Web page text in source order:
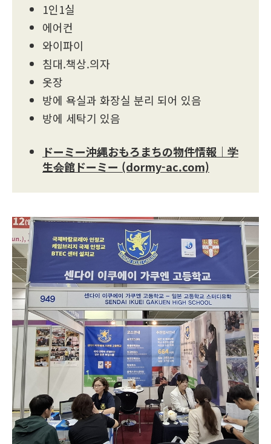
1인1실
에어컨
와이파이
침대.책상.의자
옷장
방에 욕실과 화장실 분리 되어 있음
방에 세탁기 있음
ドーミー沖縄おもろまちの物件情報｜学
生会館ドーミー (dormy-ac.com)